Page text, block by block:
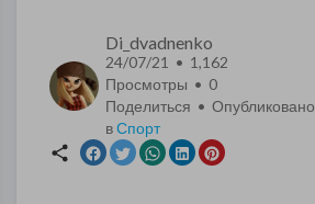
Di_dvadnenko
24/07/21 • 1,162
Просмотры • 0
Поделиться • Опубликовано
вСпорт